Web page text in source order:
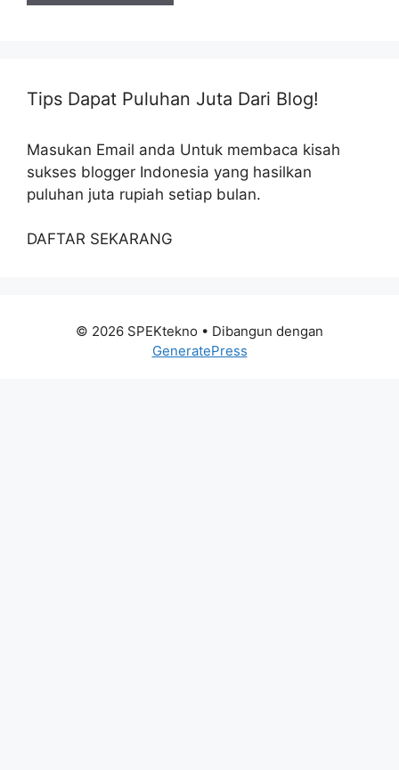
Tips Dapat Puluhan Juta Dari Blog!
Masukan Email anda Untuk membaca kisah
sukses blogger Indonesia yang hasilkan
puluhan juta rupiah setiap bulan.
DAFTAR SEKARANG
© 2026 SPEKtekno • Dibangun dengan
GeneratePress